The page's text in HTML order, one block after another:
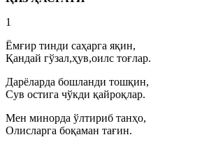
1
Ёмғир тинди саҳарга яқин,
Қандай гўзал,ҳув,оилс тоғлар.
Дарёларда бошланди тошқин,
Сув остига чўкди қайроқлар.
Мен минорда ўлтириб танҳо,
Олисларга боқаман тағин.